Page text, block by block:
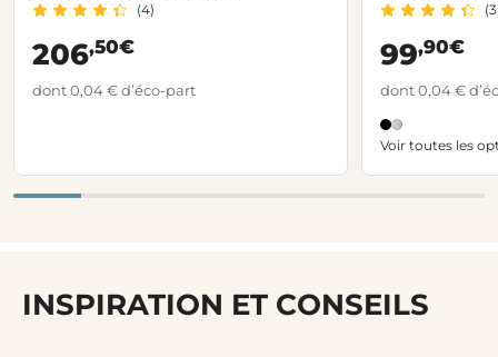
(4)
206,50€
dont 0,04 € d’éco-part
99,90€
dont 0,04 €
Voir toutes les
INSPIRATION ET CONSEILS